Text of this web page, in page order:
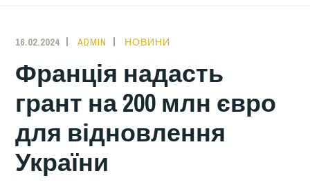
16.02.2024 ADMIN НОВИНИ
Франція надасть
грант на 200 млн євро
для відновлення
України